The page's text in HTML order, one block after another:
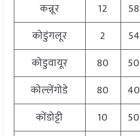
कन्नूर
12
कोडुंगलूर
2
कोडुवायूर
80
कोल्लेंगोडे
80
कोंडोट्टी
10